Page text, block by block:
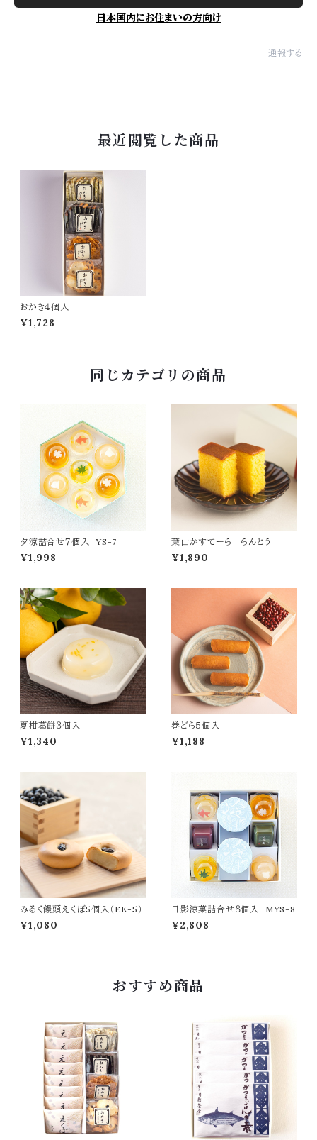
日本国内にお住まいの方向け
通報する
最近閲覧した商品
おかき４個入
¥1,728
同じカテゴリの商品
夕涼詰合せ７個入 YS-7
¥1,998
葉山かすてーら らんとう
¥1,890
夏柑葛餅３個入
¥1,340
巻どら５個入
¥1,188
みるく饅頭えくぼ5個入（EK-5）
¥1,080
日影涼菓詰合せ８個入 MYS-8
¥2,808
おすすめ商品